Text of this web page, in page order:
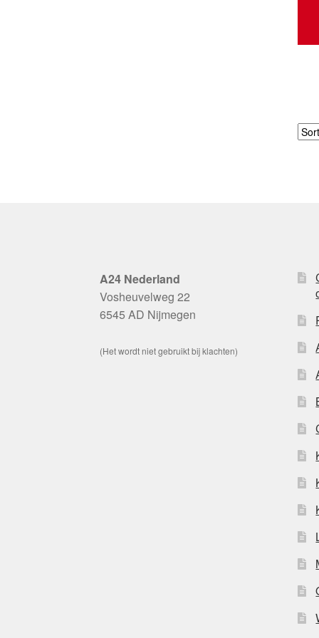
A24 Nederland
Vosheuvelweg 22
6545 AD Nijmegen
(Het wordt niet gebruikt bij klachten)